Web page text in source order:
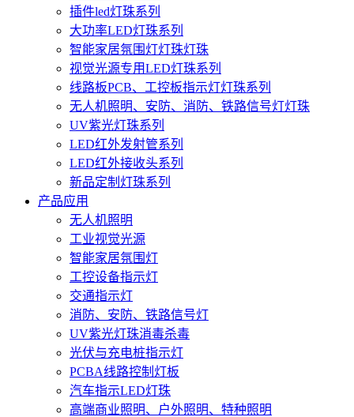
插件led灯珠系列
大功率LED灯珠系列
智能家居氛围灯灯珠灯珠
视觉光源专用LED灯珠系列
线路板PCB、工控板指示灯灯珠系列
无人机照明、安防、消防、铁路信号灯灯珠
UV紫光灯珠系列
LED红外发射管系列
LED红外接收头系列
新品定制灯珠系列
产品应用
无人机照明
工业视觉光源
智能家居氛围灯
工控设备指示灯
交通指示灯
消防、安防、铁路信号灯
UV紫光灯珠消毒杀毒
光伏与充电桩指示灯
PCBA线路控制灯板
汽车指示LED灯珠
高端商业照明、户外照明、特种照明